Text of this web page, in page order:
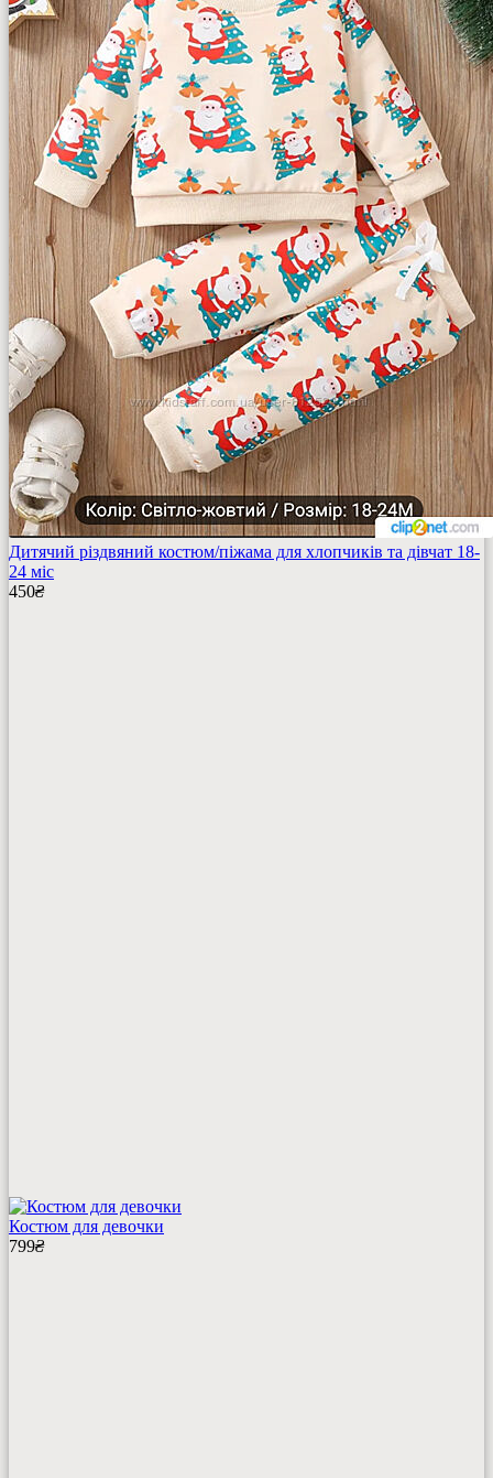
Дитячий різдвяний костюм/піжама для хлопчиків та дівчат 18-
24 міс
450₴
Костюм для девочки
799₴